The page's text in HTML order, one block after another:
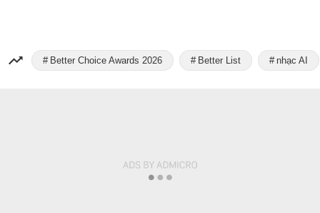
Better Choice Awards 2026 Better List nhạc AI